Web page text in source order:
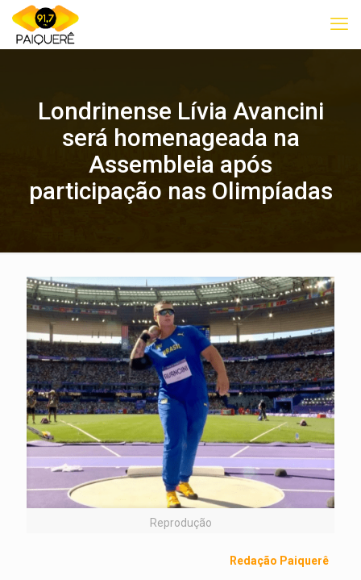
Londrinense Lívia Avancini
será homenageada na
Assembleia após
participação nas Olimpíadas
Reprodução
Redação Paiquerê